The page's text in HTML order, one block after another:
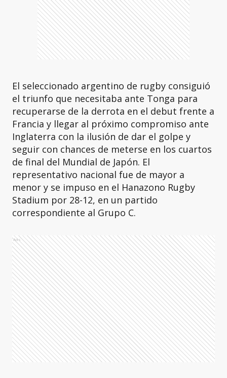
El seleccionado argentino de rugby consiguió
el triunfo que necesitaba ante Tonga para
recuperarse de la derrota en el debut frente a
Francia y llegar al próximo compromiso ante
Inglaterra con la ilusión de dar el golpe y
seguir con chances de meterse en los cuartos
de final del Mundial de Japón. El
representativo nacional fue de mayor a
menor y se impuso en el Hanazono Rugby
Stadium por 28-12, en un partido
correspondiente al Grupo C.
Ads